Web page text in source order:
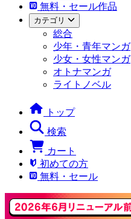
無料・セール作品
カテゴリ
総合
少年・青年マンガ
少女・女性マンガ
オトナマンガ
ライトノベル
トップ
検索
カート
初めての方
無料・セール